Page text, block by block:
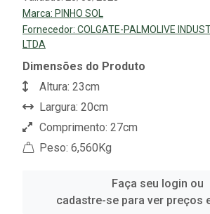
Marca: PINHO SOL
Fornecedor: COLGATE-PALMOLIVE
LTDA
Dimensões do Produto
Altura: 23cm
Largura: 20cm
Comprimento: 27cm
Peso: 6,560Kg
Faça seu login ou
cadastre-se para ver preços